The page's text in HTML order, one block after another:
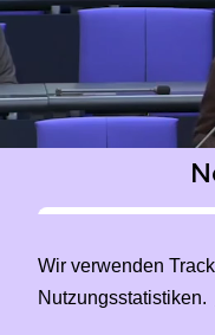
Wir verwenden
Nutzungsstatistiken.